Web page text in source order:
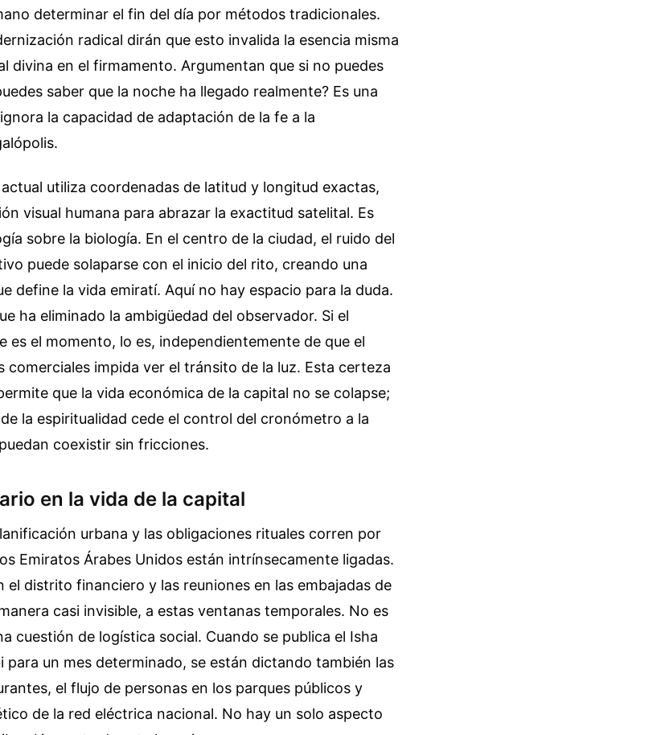
determinar el fin del día por métodos tradicionales.
radical dirán que esto invalida la esencia misma
divina en el firmamento. Argumentan que si no puedes
saber que la noche ha llegado realmente? Es una
la capacidad de adaptación de la fe a la
utiliza coordenadas de latitud y longitud exactas,
visual humana para abrazar la exactitud satelital. Es
sobre la biología. En el centro de la ciudad, el ruido del
puede solaparse con el inicio del rito, creando una
define la vida emiratí. Aquí no hay espacio para la duda.
ha eliminado la ambigüedad del observador. Si el
es el momento, lo es, independientemente de que el
comerciales impida ver el tránsito de la luz. Esta certeza
que la vida económica de la capital no se colapse;
la espiritualidad cede el control del cronómetro a la
coexistir sin fricciones.
en la vida de la capital
urbana y las obligaciones rituales corren por
Emiratos Árabes Unidos están intrínsecamente ligadas.
el distrito financiero y las reuniones en las embajadas de
casi invisible, a estas ventanas temporales. No es
cuestión de logística social. Cuando se publica el Isha
para un mes determinado, se están dictando también las
el flujo de personas en los parques públicos y
de la red eléctrica nacional. No hay un solo aspecto